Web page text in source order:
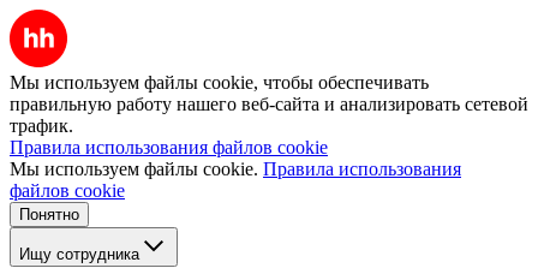
Мы используем файлы cookie, чтобы обеспечивать
правильную работу нашего веб-сайта и анализировать сетевой
трафик.
Правила использования файлов cookie
Мы используем файлы cookie. Правила использования
файлов cookie
Понятно
Ищу сотрудника